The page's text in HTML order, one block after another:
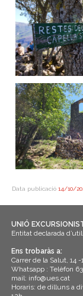
Data publicació 14/10/
UNIÓ
Entitat declarada
Ens trobaràs a:
Carrer de la Salut, 14
Whatsapp : Telèfon
mail: info@ues.cat
Horaris: de dilluns a